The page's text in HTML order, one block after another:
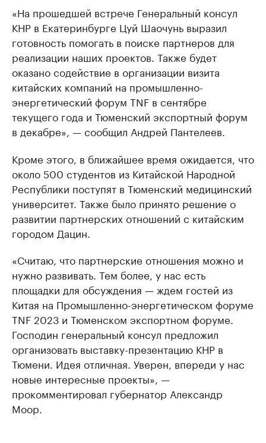
«На прошедшей встрече Генеральный консул
КНР в Екатеринбурге Цуй Шаочунь выразил
готовность помогать в поиске партнеров для
реализации наших проектов. Также будет
оказано содействие в организации визита
китайских компаний на промышленно-
энергетический форум TNF в сентябре
текущего года и Тюменский экспортный форум
в декабре», — сообщил Андрей Пантелеев.
Кроме этого, в ближайшее время ожидается, что
около 500 студентов из Китайской Народной
Республики поступят в Тюменский медицинский
университет. Также было принято решение о
развитии партнерских отношений с китайским
городом Дацин.
«Считаю, что партнерские отношения можно и
нужно развивать. Тем более, у нас есть
площадки для обсуждения — ждем гостей из
Китая на Промышленно-энергетическом форуме
TNF 2023 и Тюменском экспортном форуме.
Господин генеральный консул предложил
организовать выставку-презентацию КНР в
Тюмени. Идея отличная. Уверен, впереди у нас
новые интересные проекты», —
прокомментировал губернатор Александр
Моор.